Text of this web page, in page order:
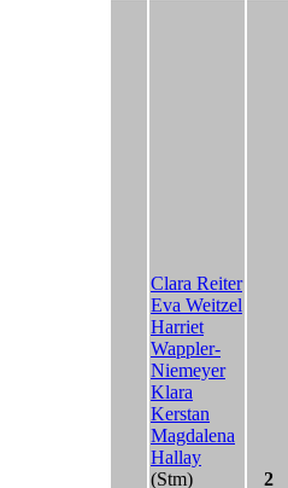
Clara Reiter
Eva Weitzel
Harriet
Wappler-
Niemeyer
Klara
Kerstan
Magdalena
Hallay
(Stm)
2